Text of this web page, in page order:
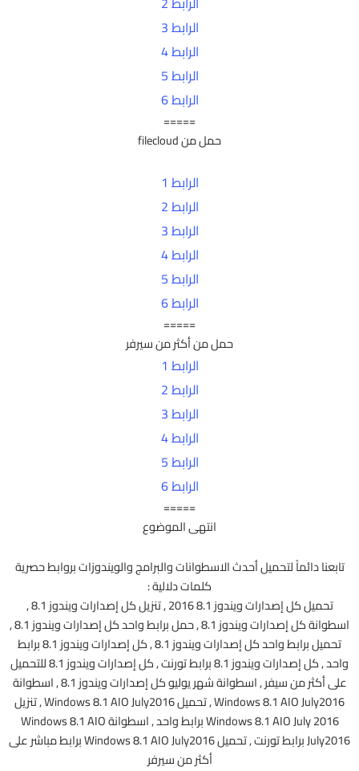
الرابط 3
الرابط 4
الرابط 5
الرابط 6
=====
حمل من filecloud
الرابط 1
الرابط 2
الرابط 3
الرابط 4
الرابط 5
الرابط 6
=====
حمل من أكثر من سيرفر
الرابط 1
الرابط 2
الرابط 3
الرابط 4
الرابط 5
الرابط 6
=====
انتهى الموضوع
تابعنا دائماً لتحميل أحدث الاسطوانات والبرامج والويندوزات بروابط حصرية
كلمات دلالية :
تحميل كل إصدارات ويندوز 8.1 2016 , تنزيل كل إصدارات ويندوز 8.1 ,
اسطوانة كل إصدارات ويندوز 8.1 , حمل برابط واحد كل إصدارات ويندوز 8.1 ,
تحميل برابط واحد كل إصدارات ويندوز 8.1 , كل إصدارات ويندوز 8.1 برابط
واحد , كل إصدارات ويندوز 8.1 برابط تورنت , كل إصدارات ويندوز 8.1 للتحميل
على أكثر من سيفر , اسطوانة شهر يوليو كل إصدارات ويندوز 8.1 , اسطوانة
Windows 8.1 AIO July2016 , تحميل Windows 8.1 AIO July2016 , تنزيل
Windows 8.1 AIO July 2016 برابط واحد , اسطوانة Windows 8.1 AIO
July2016 برابط تورنت , تحميل Windows 8.1 AIO July2016 برابط مباشر على
أكثر من سيرفر